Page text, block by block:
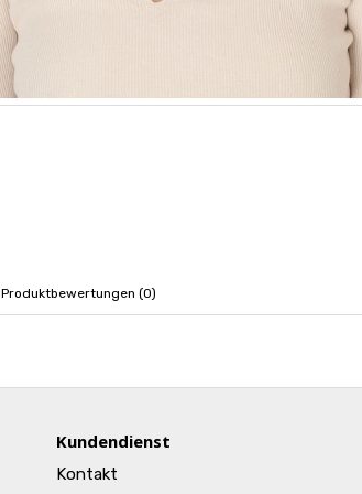
Produktbewertungen (0)
Kundendienst
Kontakt